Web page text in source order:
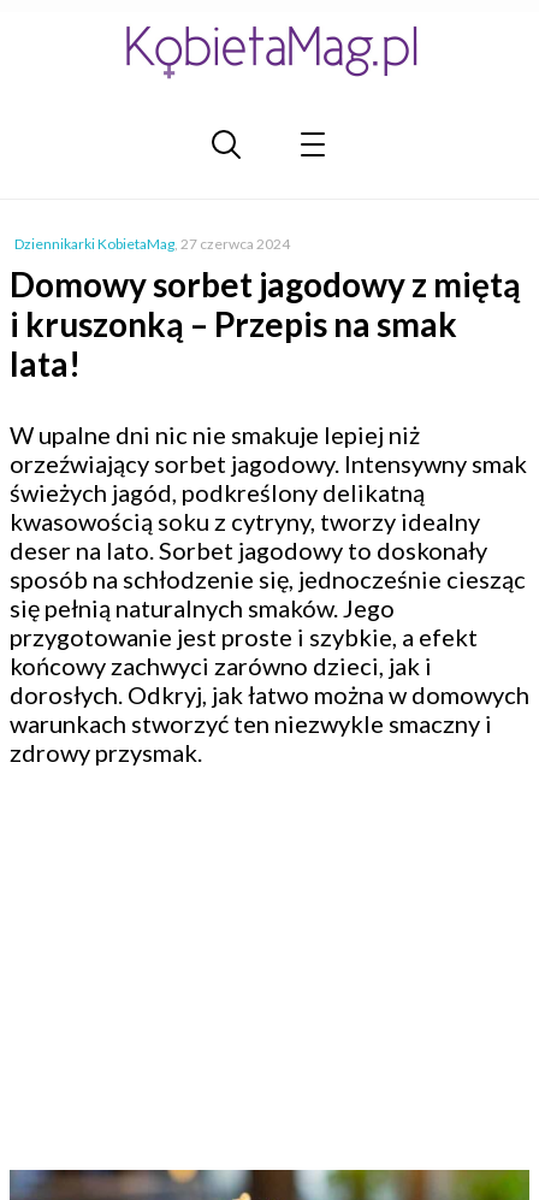
Dziennikarki KobietaMag, 27 czerwca 2024
Domowy sorbet jagodowy z miętą
i kruszonką – Przepis na smak
lata!
W upalne dni nic nie smakuje lepiej niż
orzeźwiający sorbet jagodowy. Intensywny smak
świeżych jagód, podkreślony delikatną
kwasowością soku z cytryny, tworzy idealny
deser na lato. Sorbet jagodowy to doskonały
sposób na schłodzenie się, jednocześnie ciesząc
się pełnią naturalnych smaków. Jego
przygotowanie jest proste i szybkie, a efekt
końcowy zachwyci zarówno dzieci, jak i
dorosłych. Odkryj, jak łatwo można w domowych
warunkach stworzyć ten niezwykle smaczny i
zdrowy przysmak.